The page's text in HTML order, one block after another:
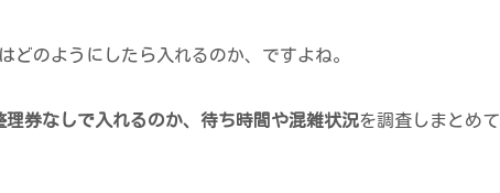
どのようにしたら入れるのか、ですよね。
理券なしで入れるのか、待ち時間や混雑状況を調査しまとめて